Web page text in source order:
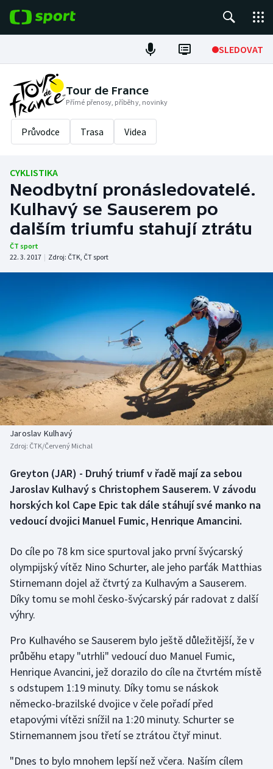
SLEDOVAT
Fotbal
Hokej
Tenis
Cyklistika
DALŠÍ SPORTY
Americký fotbal
Biatlon
Boby a skeleton
Box
Curling
Florbal
Futsal
Golf
Gymnastika
Házená
Judo
Krasobruslení
Lezení
NEPŘEHLÉDNĚTE
Historické návraty
Aplikace ČT sport
AZ kvíz
Tour de France
Přímé přenosy, příběhy, novinky
Průvodce Trasa Videa
CYKLISTIKA
Neodbytní pronásledovatelé.
Kulhavý se Sauserem po
dalším triumfu stahují ztrátu
ČT sport
22. 3. 2017 | Zdroj: ČTK, ČT sport
Jaroslav Kulhavý
Zdroj: ČTK/Červený Michal
Greyton (JAR) - Druhý triumf v řadě mají za sebou
Jaroslav Kulhavý s Christophem Sauserem. V závodu
horských kol Cape Epic tak dále stáhují své manko na
vedoucí dvojici Manuel Fumic, Henrique Amancini.
Do cíle po 78 km sice spurtoval jako první švýcarský
olympijský vítěz Nino Schurter, ale jeho parťák Matthias
Stirnemann dojel až čtvrtý za Kulhavým a Sauserem.
Díky tomu se mohl česko-švýcarský pár radovat z další
výhry.
Pro Kulhavého se Sauserem bylo ještě důležitější, že v
průběhu etapy "utrhli" vedoucí duo Manuel Fumic,
Henrique Avancini, jež dorazilo do cíle na čtvrtém místě
s odstupem 1:19 minuty. Díky tomu se náskok
německo-brazilské dvojice v čele pořadí před
etapovými vítězi snížil na 1:20 minuty. Schurter se
Stirnemannem jsou třetí se ztrátou čtyř minut.
"Dnes to bylo mnohem lepší než včera. Naším cílem